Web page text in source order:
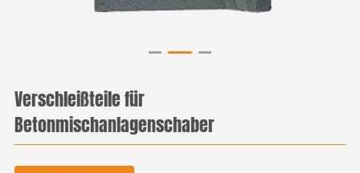
Verschleißteile für
Betonmischanlagenschaber